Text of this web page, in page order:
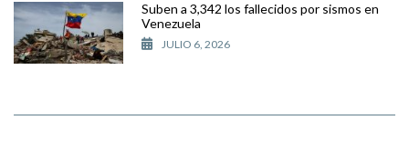
Suben a 3,342 los fallecidos por sismos en
Venezuela
JULIO 6, 2026